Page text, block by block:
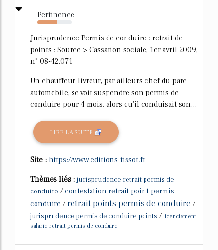
Pertinence
57%
Jurisprudence Permis de conduire : retrait de
points : Source > Cassation sociale, 1er avril 2009,
n° 08-42.071
Un chauffeur-livreur, par ailleurs chef du parc
automobile, se voit suspendre son permis de
conduire pour 4 mois, alors qu'il conduisait son...
LIRE LA SUITE
Site : https://www.editions-tissot.fr
Thèmes liés : jurisprudence retrait permis de
conduire /contestation retrait point permis
conduire /retrait points permis de conduire /
jurisprudence permis de conduire points / licenciement
salarie retrait permis de conduire